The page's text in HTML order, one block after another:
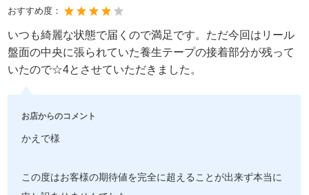
おすすめ度：
いつも綺麗な状態で届くので満足です。ただ今回はリール
盤面の中央に張られていた養生テープの接着部分が残って
いたので☆4とさせていただきました。
お店からのコメント
かえで様
この度はお客様の期待値を完全に超えることが出来ず本当に